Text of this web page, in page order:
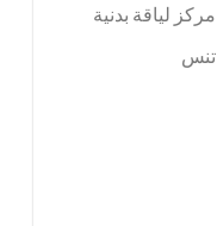
مركز لياقة بدنية
تنس